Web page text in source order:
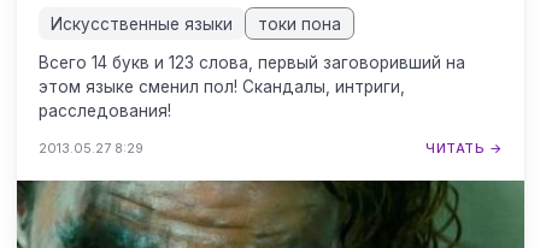
Искусственные языки токи пона
Всего 14 букв и 123 слова, первый заговоривший на
этом языке сменил пол! Скандалы, интриги,
расследования!
2013.05.27 8:29 ЧИТАТЬ →